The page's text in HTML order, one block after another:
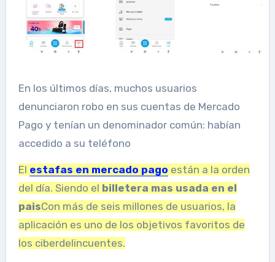
En los últimos días, muchos usuarios
denunciaron robo en sus cuentas de Mercado
Pago y tenían un denominador común: habían
accedido a su teléfono
El estafas en mercado pago están a la orden
del día. Siendo el billetera mas usada en el
paisCon más de seis millones de usuarios, la
aplicación es uno de los objetivos favoritos de
los ciberdelincuentes.